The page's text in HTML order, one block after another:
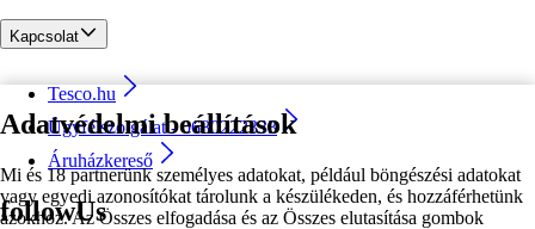
Adatvédelmi beállítások
Mi és 18 partnerünk személyes adatokat, például böngészési adatokat
vagy egyedi azonosítókat tárolunk a készülékeden, és hozzáférhetünk
azokhoz. Az Összes elfogadása és az Összes elutasítása gombok
Kapcsolat
Tesco.hu
Ügyfélszolgálat - 0680222333
Áruházkereső
followUs